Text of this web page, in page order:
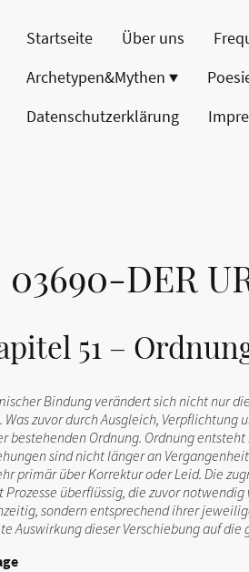
Startseite Über uns
Archetypen&Mythen
Datenschutzerklärung
03690-DER
51 –
Bindung verändert sich nicht nur
zuvor durch Ausgleich,
Ordnung. Ordnung
sind nicht länger an
primär über Korrektur oder Leid. Die
überflüssig, die zuvor
sondern entsprechend ihrer
Auswirkung dieser Verschiebung auf